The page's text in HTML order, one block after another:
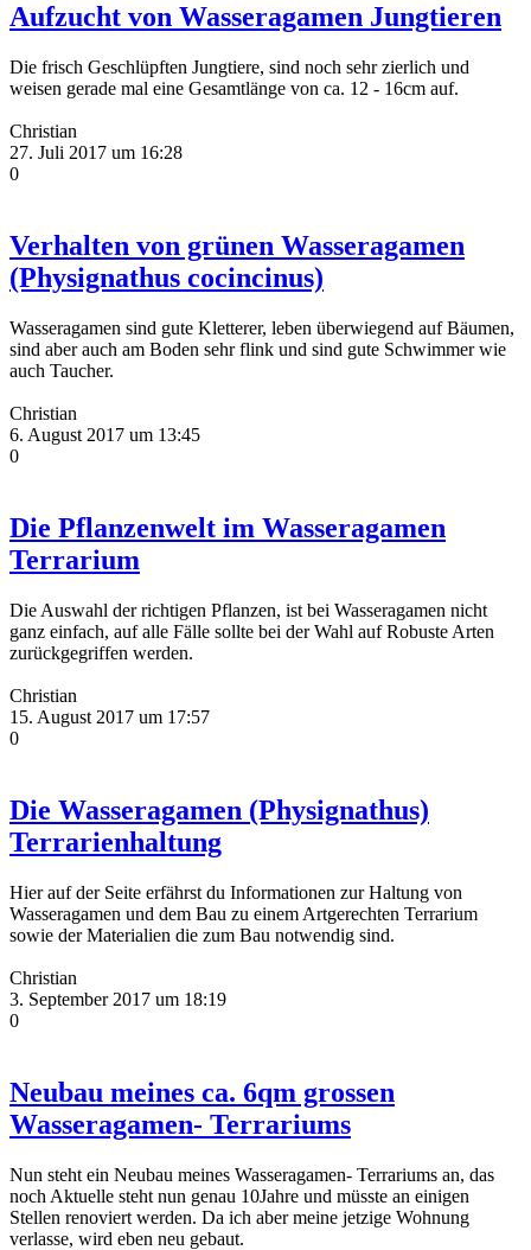
Aufzucht von Wasseragamen Jungtieren
Die frisch Geschlüpften Jungtiere, sind noch sehr zierlich und
weisen gerade mal eine Gesamtlänge von ca. 12 - 16cm auf.
Christian
27. Juli 2017 um 16:28
0
Verhalten von grünen Wasseragamen
(Physignathus cocincinus)
Wasseragamen sind gute Kletterer, leben überwiegend auf Bäumen,
sind aber auch am Boden sehr flink und sind gute Schwimmer wie
auch Taucher.
Christian
6. August 2017 um 13:45
0
Die Pflanzenwelt im Wasseragamen
Terrarium
Die Auswahl der richtigen Pflanzen, ist bei Wasseragamen nicht
ganz einfach, auf alle Fälle sollte bei der Wahl auf Robuste Arten
zurückgegriffen werden.
Christian
15. August 2017 um 17:57
0
Die Wasseragamen (Physignathus)
Terrarienhaltung
Hier auf der Seite erfährst du Informationen zur Haltung von
Wasseragamen und dem Bau zu einem Artgerechten Terrarium
sowie der Materialien die zum Bau notwendig sind.
Christian
3. September 2017 um 18:19
0
Neubau meines ca. 6qm grossen
Wasseragamen- Terrariums
Nun steht ein Neubau meines Wasseragamen- Terrariums an, das
noch Aktuelle steht nun genau 10Jahre und müsste an einigen
Stellen renoviert werden. Da ich aber meine jetzige Wohnung
verlasse, wird eben neu gebaut.